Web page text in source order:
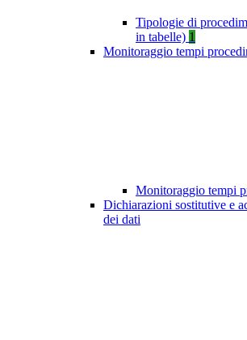
Tipologie di
in tabelle) 1
Monitoraggio tempi
Monitoraggio tempi
Dichiarazioni sostitutive e
dei dati